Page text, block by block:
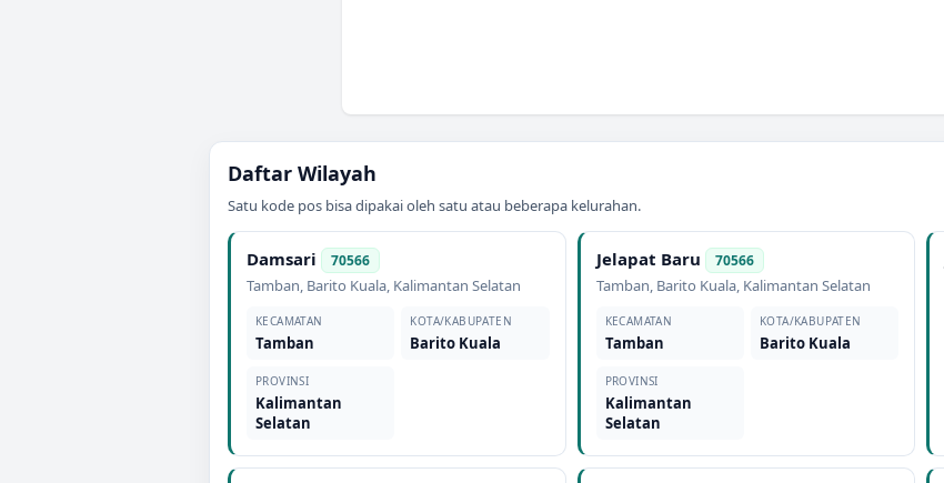
Daftar Wilayah
Satu kode pos bisa dipakai oleh satu atau beberapa kelurahan.
Damsari 70566
Tamban, Barito Kuala, Kalimantan Selatan
KECAMATAN
Tamban
KOTA/KABUPATEN
Barito Kuala
PROVINSI
Kalimantan
Selatan
Jelapat Baru 70566
Tamban, Barito Kuala, Kalimantan Selatan
KECAMATAN
Tamban
KOTA/KABUPATEN
Barito Kuala
PROVINSI
Kalimantan
Selatan